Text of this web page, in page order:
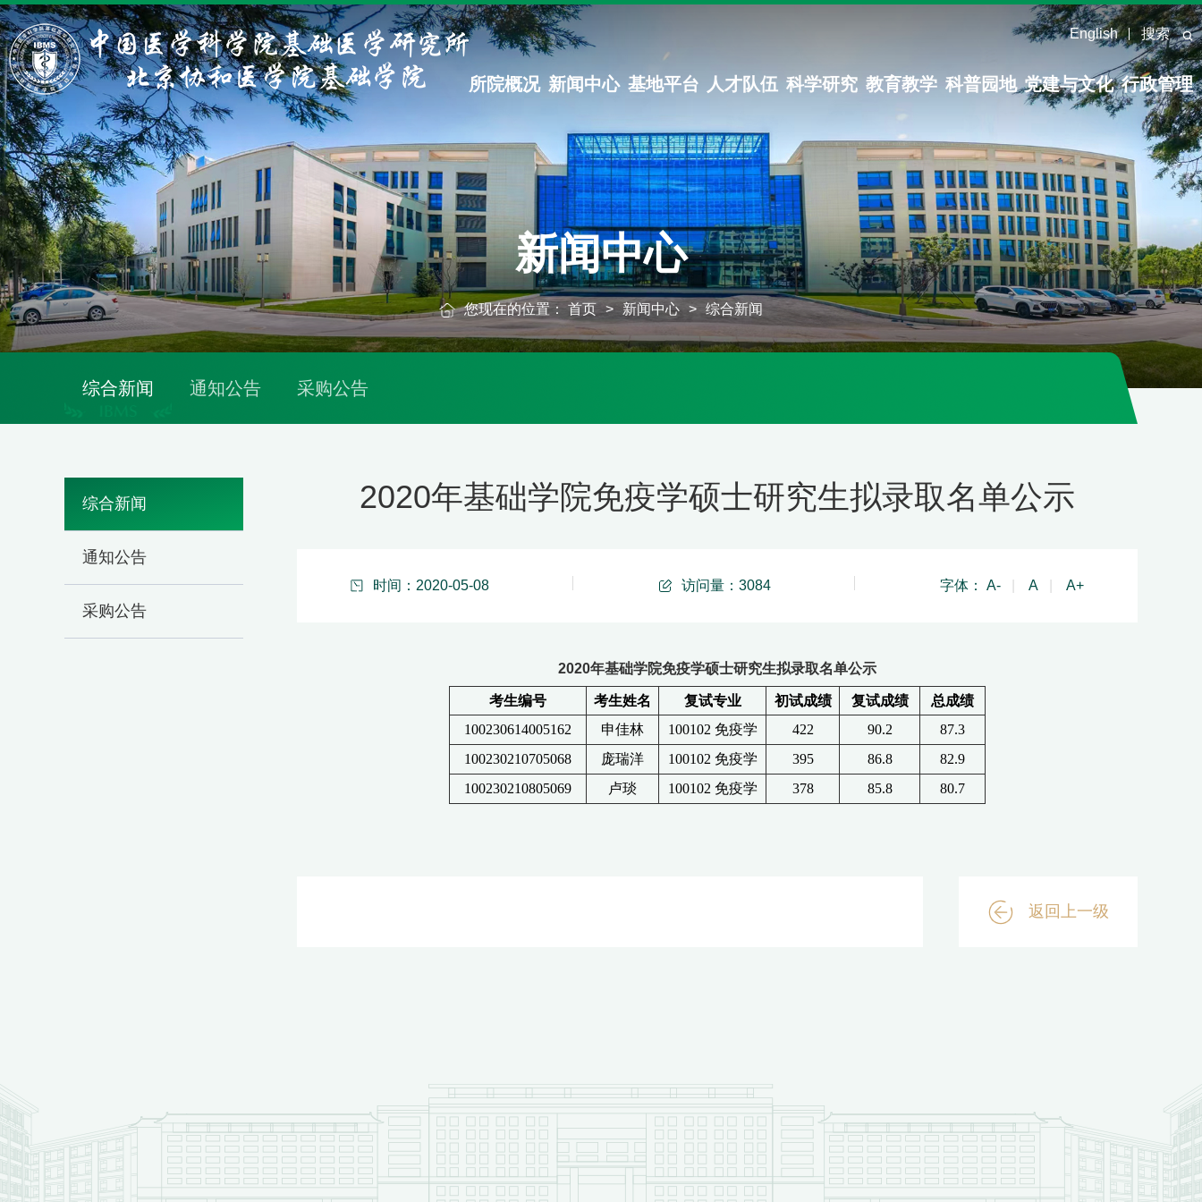
English 搜索
所院概况 新闻中心 基地平台 人才队伍 科学研究 教育教学 科普园地 党建与文化 行政管理
新闻中心
您现在的位置： 首页 > 新闻中心 > 综合新闻
综合新闻 通知公告 采购公告
综合新闻
通知公告
采购公告
2020年基础学院免疫学硕士研究生拟录取名单公示
时间：2020-05-08 访问量： 3084 字体： A- A A+
2020年基础学院免疫学硕士研究生拟录取名单公示
考生编号 考生姓名 复试专业 初试成绩 复试成绩
总成绩
100230614005162
申佳林 100102 免疫学 422 90.2
87.3
100230210705068
庞瑞洋 100102 免疫学 395 86.8
82.9
100230210805069
卢琰 100102 免疫学 378 85.8 80.7
返回上一级